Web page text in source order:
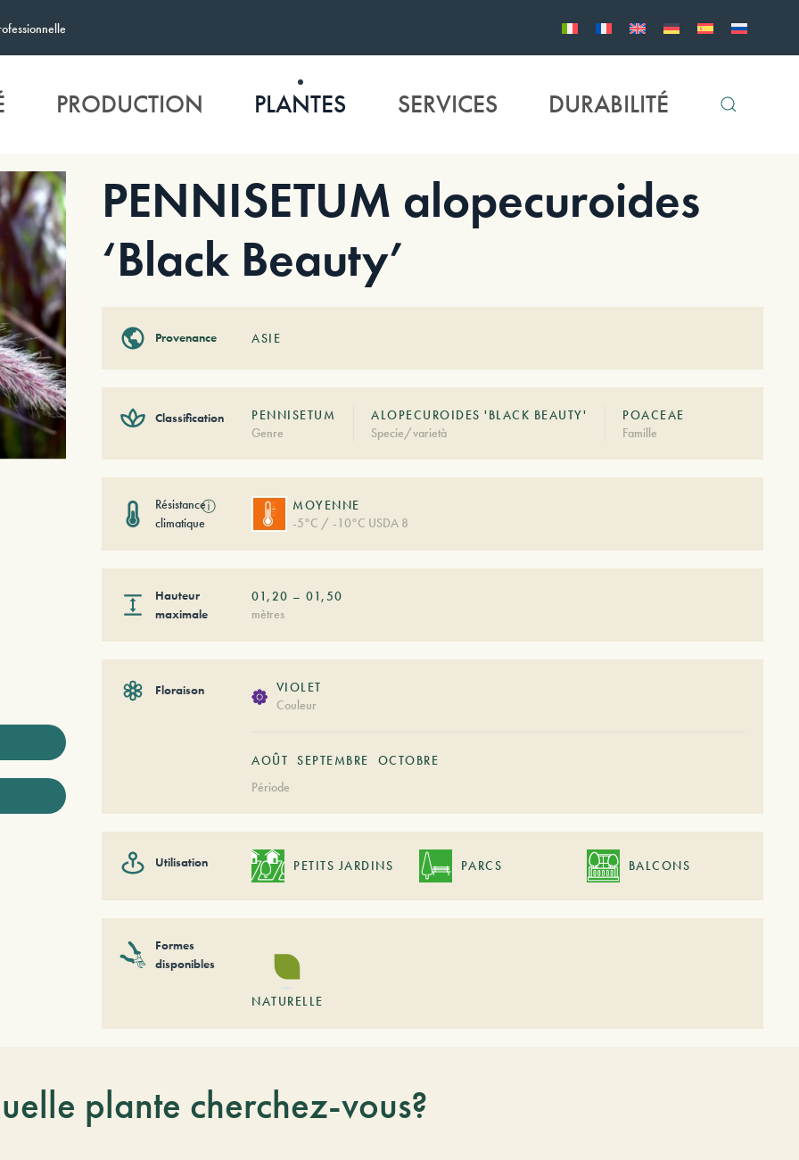
PRODUCTION PLANTES SERVICES DURABILITÉ
PENNISETUM alopecuroides
‘Black Beauty’
Provenance ASIE
Classification
PENNISETUM
Genre
ALOPECUROIDES 'BLACK BEAUTY'
Specie/varietà
POACEAE
Famille
Résistance
climatique
ⓘ
MOYENNE
-5°C / -10°C USDA 8
Hauteur
maximale
01,20 –01,50
mètres
Floraison
VIOLET
Couleur
AOÛT SEPTEMBRE
OCTOBRE
Période
Utilisation PETITS JARDINS PARCS BALCONS
Formes
disponibles
NATURELLE
plante cherchez-vous?